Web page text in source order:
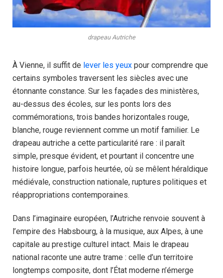
drapeau Autriche
À Vienne, il suffit de lever les yeux pour comprendre que
certains symboles traversent les siècles avec une
étonnante constance. Sur les façades des ministères,
au-dessus des écoles, sur les ponts lors des
commémorations, trois bandes horizontales rouge,
blanche, rouge reviennent comme un motif familier. Le
drapeau autriche a cette particularité rare : il paraît
simple, presque évident, et pourtant il concentre une
histoire longue, parfois heurtée, où se mêlent héraldique
médiévale, construction nationale, ruptures politiques et
réappropriations contemporaines.
Dans l’imaginaire européen, l’Autriche renvoie souvent à
l’empire des Habsbourg, à la musique, aux Alpes, à une
capitale au prestige culturel intact. Mais le drapeau
national raconte une autre trame : celle d’un territoire
longtemps composite, dont l’État moderne n’émerge